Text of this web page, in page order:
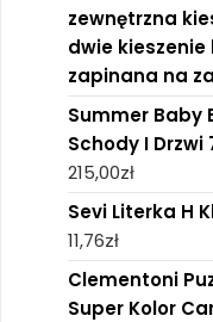
zewnętrzna
dwie
zapinana na
Summer Baby
Schody I Drzwi
215,00zł
Sevi Literka H
11,76zł
Clementoni
Super Kolor